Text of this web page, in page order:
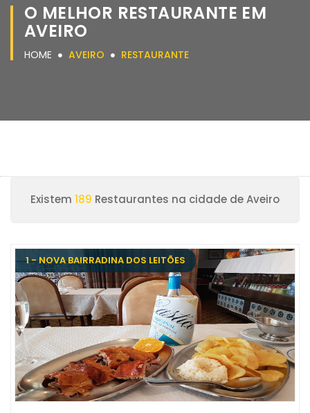
O MELHOR RESTAURANTE EM
AVEIRO
HOME AVEIRO RESTAURANTE
Existem 189 Restaurantes na cidade de Aveiro
1 - NOVA BAIRRADINA DOS LEITÕES